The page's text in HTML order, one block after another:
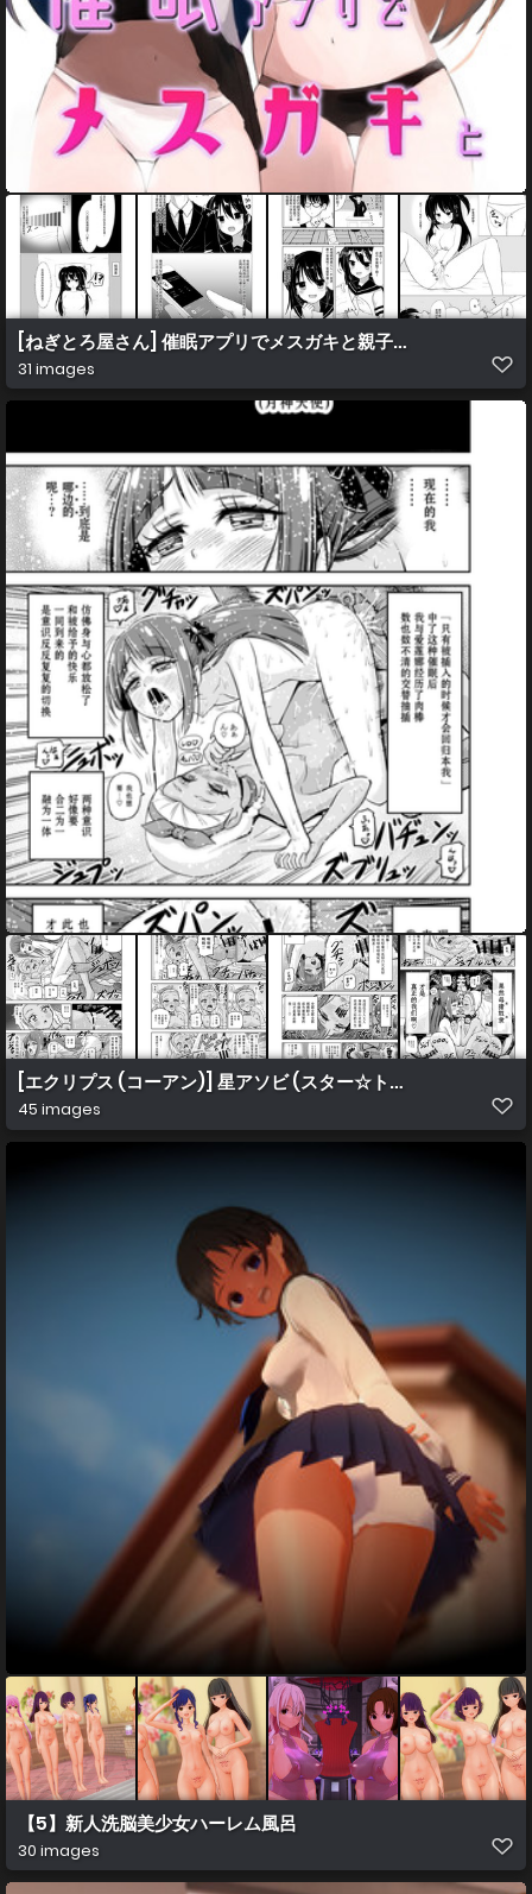
[ねぎとろ屋さん] 催眠アプリでメスガキと親子丼する話
31 images
[エクリプス (コーアン)] 星アソビ (スター☆トゥインクルプリ
45 images
【5】新人洗脳美少女ハーレム風呂
30 images